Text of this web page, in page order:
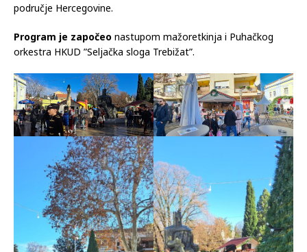
područje Hercegovine.
Program je započeo nastupom mažoretkinja i Puhačkog
orkestra HKUD ”Seljačka sloga Trebižat”.